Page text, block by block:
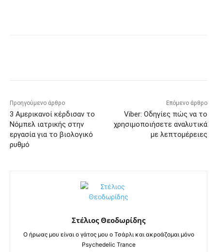
Προηγούμενο άρθρο
3 Αμερικανοί κέρδισαν το
Νόμπελ ιατρικής στην
εργασία για το βιολογικό
ρυθμό
Επόμενο άρθρο
Viber: Οδηγίες πώς να το
χρησιμοποιήσετε αναλυτικά
με λεπτομέρειες
Στέλιος Θεοδωρίδης
Ο ήρωας μου είναι ο γάτος μου ο Τσάρλι και ακροάζομαι μόνο
Psychedelic Trance